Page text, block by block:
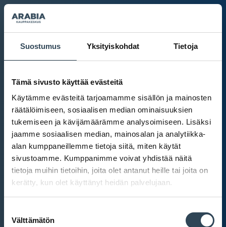
Suostumus Yksityiskohdat Tietoja
Tämä sivusto käyttää evästeitä
Käytämme evästeitä tarjoamamme sisällön ja mainosten
räätälöimiseen, sosiaalisen median ominaisuuksien
tukemiseen ja kävijämäärämme analysoimiseen. Lisäksi
jaamme sosiaalisen median, mainosalan ja analytiikka-
alan kumppaneillemme tietoja siitä, miten käytät
sivustoamme. Kumppanimme voivat yhdistää näitä
tietoja muihin tietoihin, joita olet antanut heille tai joita on
kerätty, kun olet käyttänyt heidän palvelujaan.
valinta
Välttämätön
Kauppakeskus Arabia